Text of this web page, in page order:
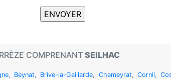
COMPRENANTSEILHAC
Beynat Brive-la-Gaillarde Chameyrat Cornil